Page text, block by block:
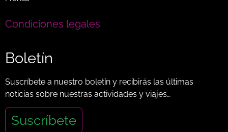
Condiciones legales
Boletín
Suscríbete a nuestro boletín y recibirás las últimas
noticias sobre nuestras actividades y viajes…
Suscríbete